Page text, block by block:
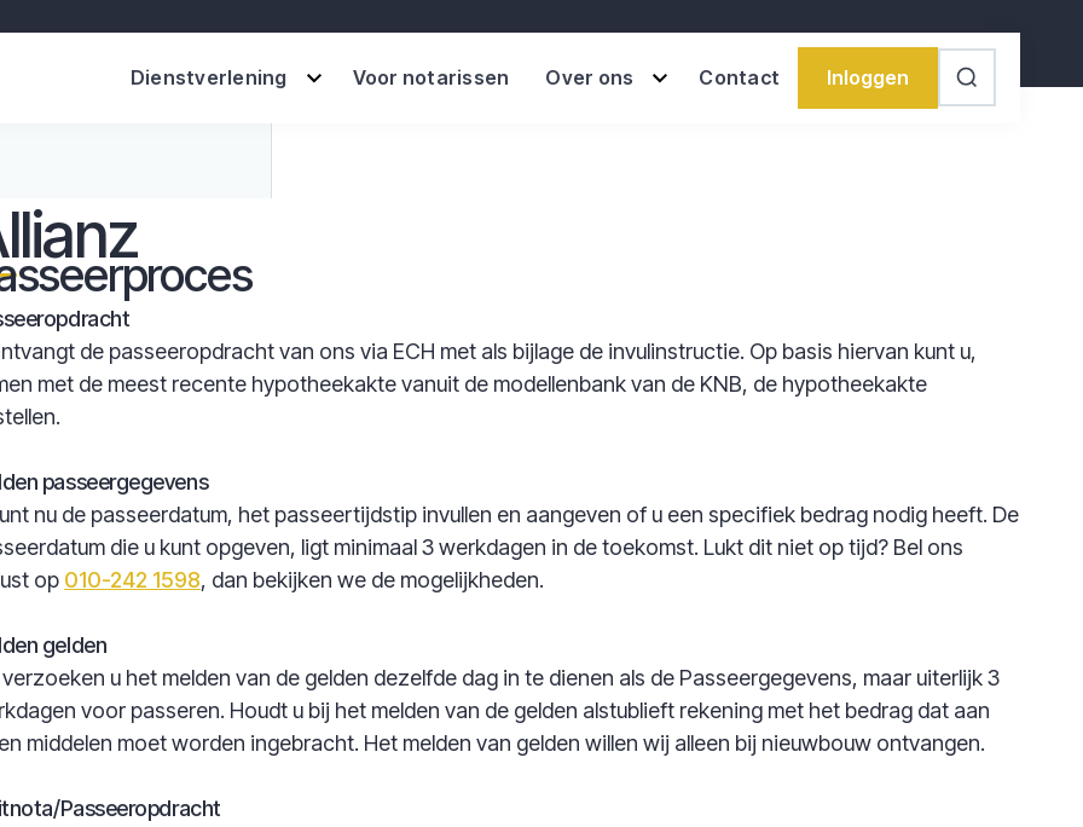
Dienstverlening Voor notarissen Over ons Contact Inloggen
Search
de passeeropdracht van ons via ECH met als bijlage de invulinstructie. Op basis hiervan kunt u,
met de meest recente hypotheekakte vanuit de modellenbank van de KNB, de hypotheekakte
passeergegevens
nu de passeerdatum, het passeertijdstip invullen en aangeven of u een specifiek bedrag nodig heeft. De
die u kunt opgeven, ligt minimaal 3 werkdagen in de toekomst. Lukt dit niet op tijd? Bel ons
op 010-242 1598, dan bekijken we de mogelijkheden.
gelden
u het melden van de gelden dezelfde dag in te dienen als de Passeergegevens, maar uiterlijk 3
voor passeren. Houdt u bij het melden van de gelden alstublieft rekening met het bedrag dat aan
middelen moet worden ingebracht. Het melden van gelden willen wij alleen bij nieuwbouw ontvangen.
Passeeropdracht